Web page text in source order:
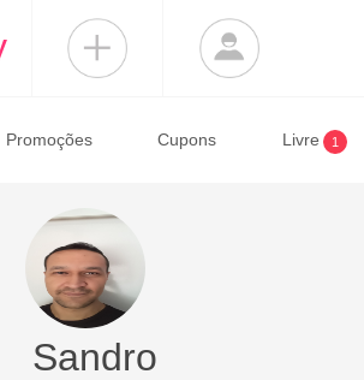
Promoções Cupons Livre 1
Sandro